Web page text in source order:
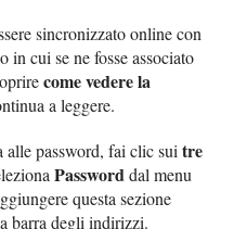
sincronizzato online con
in cui se ne fosse associato
come vedere la
a leggere.
alle password, fai clic suitre
Passworddal menu
questa sezione
barra degli indirizzi.